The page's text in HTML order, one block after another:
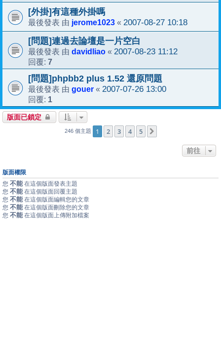
[外掛]有這種外掛嗎
最後發表 由 jerome1023 « 2007-08-27 10:18
[問題]連過去論壇是一片空白
最後發表 由 davidliao « 2007-08-23 11:12
回覆: 7
[問題]phpbb2 plus 1.52 還原問題
最後發表 由 gouer « 2007-07-26 13:00
回覆: 1
版面已鎖定
246 個主題 1 2 3 4 5
前往
版面權限
您 不能 在這個版面發表主題
您 不能 在這個版面回覆主題
您 不能 在這個版面編輯您的文章
您 不能 在這個版面刪除您的文章
您 不能 在這個版面上傳附加檔案